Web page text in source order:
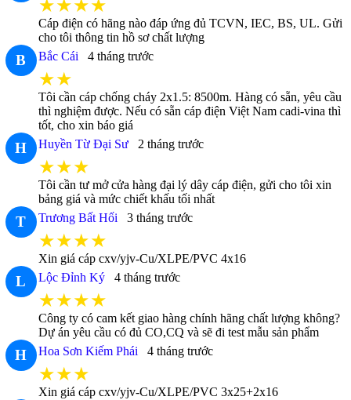
★★★★
Cáp điện có hãng nào đáp ứng đủ TCVN, IEC, BS, UL. Gửi
cho tôi thông tin hồ sơ chất lượng
B Bắc Cái 4 tháng trước
★★
Tôi cần cáp chống cháy 2x1.5: 8500m. Hàng có sẵn, yêu cầu
thì nghiệm được. Nếu có sẵn cáp điện Việt Nam cadi-vina thì
tốt, cho xin báo giá
H Huyền Từ Đại Sư 2 tháng trước
★★★
Tôi cần tư mở cửa hàng đại lý dây cáp điện, gửi cho tôi xin
bảng giá và mức chiết khấu tối nhất
T Trương Bất Hối 3 tháng trước
★★★★
Xin giá cáp cxv/yjv-Cu/XLPE/PVC 4x16
L Lộc Đỉnh Ký 4 tháng trước
★★★★
Công ty có cam kết giao hàng chính hãng chất lượng không?
Dự án yêu cầu có đủ CO,CQ và sẽ đi test mẫu sản phẩm
H Hoa Sơn Kiếm Phái 4 tháng trước
★★★
Xin giá cáp cxv/yjv-Cu/XLPE/PVC 3x25+2x16